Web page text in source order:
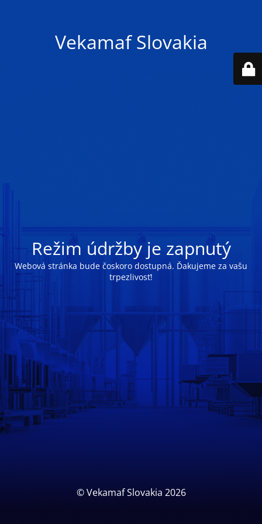
Vekamaf Slovakia
Režim údržby je zapnutý
Webová stránka bude čoskoro dostupná. Ďakujeme za vašu
trpezlivosť!
© Vekamaf Slovakia 2026